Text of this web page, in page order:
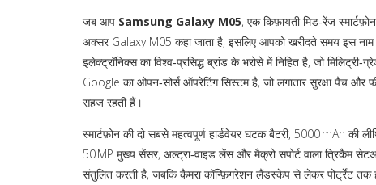
जब आप Samsung Galaxy M05, एक किफ़ायती मिड‑रेंज
अक्सर Galaxy M05 कहा जाता है, इसलिए आपको खरीदते समय इस
इलेक्ट्रॉनिक्स का विश्व‑प्रसिद्ध ब्रांड के भरोसे में निहित है, जो
Google का ओपन‑सोर्स ऑपरेटिंग सिस्टम है, जो लगातार सुरक्षा पैच और
सहज रहती हैं।
स्मार्टफ़ोन की दो सबसे महत्वपूर्ण हार्डवेयर घटकबैटरी, 5000 mAh की
50 MP मुख्य सेंसर, अल्ट्रा‑वाइड लेंस और मैक्रो सपोर्ट वाला त्रिकैम
संतुलित करती है, जबकि कैमरा कॉन्फ़िगरेशन लैंडस्केप से लेकर पोर्ट्रेट तक